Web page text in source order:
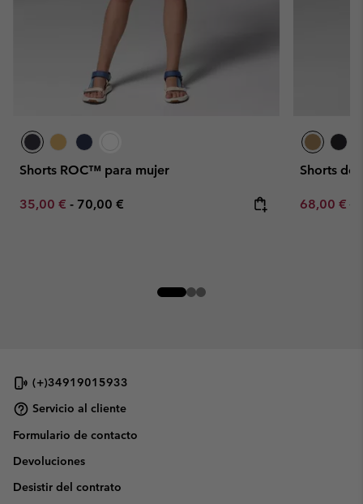
Shorts ROC™ para mujer
Minimum sale price:
35,00 € - Maximum price:
70,00 €
Shorts de
Sale price:
68,00 €
(+)34919015933
Servicio al cliente
Formulario de contacto
Devoluciones
Desistir del contrato